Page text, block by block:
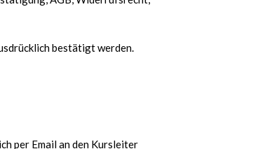
bestätigt werden.
per Email an den Kursleiter